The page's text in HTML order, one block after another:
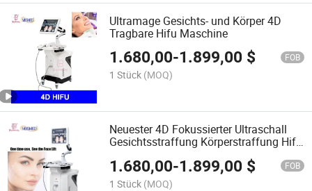
Ultramage Gesichts- und Körper 4D
Tragbare Hifu Maschine
1.680,00-1.899,00 $ FOB
1 Stück (MOQ)
Neuester 4D Fokussierter Ultraschall
Gesichtsstraffung Körperstraffung Hifu
1.680,00-1.899,00 $ FOB
1 Stück (MOQ)